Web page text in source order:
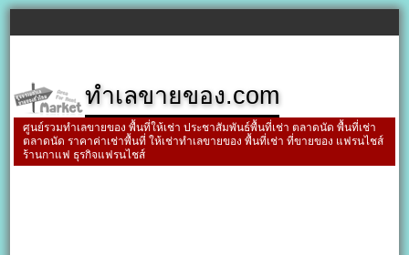
ทำเลขายของ.com
ศูนย์รวมทำเลขายของ พื้นที่ให้เช่า ประชาสัมพันธ์พื้นที่เช่า ตลาดนัด พื้นที่เช่า
ตลาดนัด ราคาค่าเช่าพื้นที่ ให้เช่าทำเลขายของ พื้นที่เช่า ที่ขายของ แฟรนไชส์
ร้านกาแฟ ธุรกิจแฟรนไชส์